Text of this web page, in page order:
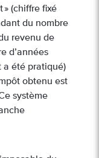
» (chiffre fixé
du nombre
revenu de
d’années
a été pratiqué)
obtenu est
système